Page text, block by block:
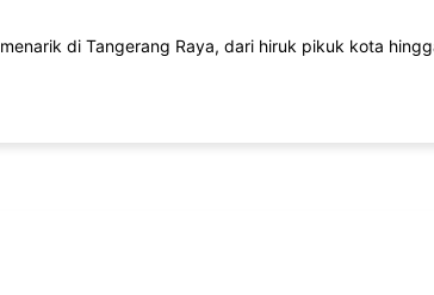
di Tangerang Raya, dari hiruk pikuk kota